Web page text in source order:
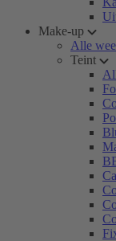
Make-up
Alle
Teint